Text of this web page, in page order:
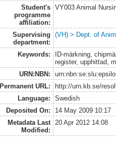
Student's
programme
affiliation:
VY003 Animal
Supervising
department:
(VH) > Dept. of
Keywords:
ID-märkning,
register, upphittad,
URN:NBN:
Permanent URL:
http://urn.kb.se/
Language:
Swedish
Deposited On:
14 May 2009 10:17
Metadata Last
Modified:
20 Apr 2012 14:08